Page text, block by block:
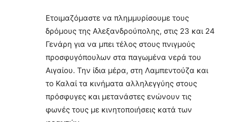
Eτοιμαζόμαστε να πλημμυρίσουμε τους
δρόμους της Αλεξανδρούπολης, στις 23 και 24
Γενάρη για να μπει τέλος στους πνιγμούς
προσφυγόπουλων στα παγωμένα νερά του
Αιγαίου. Την ίδια μέρα, στη Λαμπεντούζα και
το Καλαί τα κινήματα αλληλεγγύης στους
πρόσφυγες και μετανάστες ενώνουν τις
φωνές τους με κινητοποιήσεις κατά των